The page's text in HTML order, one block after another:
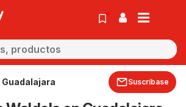
Suscríbase